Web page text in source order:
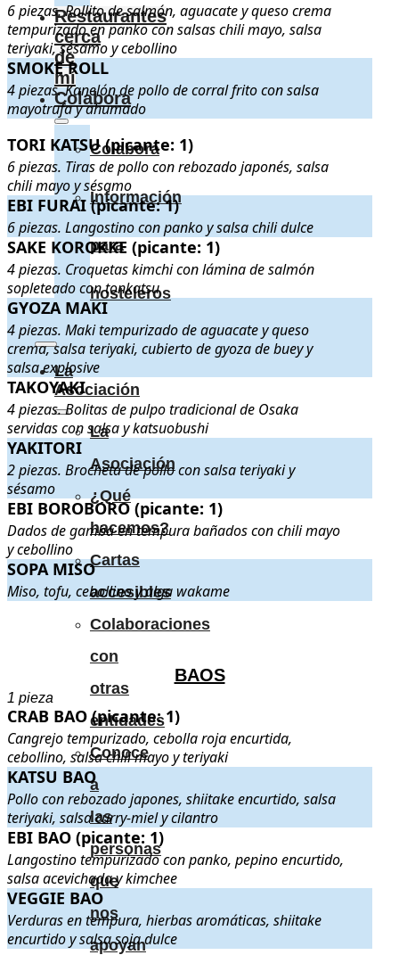
Restaurantes
cerca
de
mí
Colabora
Colabora
Información
para
hosteleros
La
Asociación
La
Asociación
¿Qué
hacemos?
Cartas
accesibles
Colaboraciones
con
otras
entidades
Conoce
a
las
personas
que
nos
apoyan
6 piezas. Rollito de salmón, aguacate y queso crema
tempurizado en panko con salsas chili mayo, salsa
teriyaki, sésamo y cebollino
SMOKE ROLL . 4 piezas. Kanelón de pollo de corral frito con salsa
SMOKE ROLL
4 piezas. Kanelón de pollo de corral frito con salsa
mayotrufa y ahumado
TORI KATSU (picante: 1) . 6 piezas. Tiras de pollo con rebozado
TORI KATSU (picante: 1)
6 piezas. Tiras de pollo con rebozado japonés, salsa
chili mayo y sésamo
EBI FURAI (picante: 1) . 6 piezas. Langostino con panko y salsa
EBI FURAI (picante: 1)
6 piezas. Langostino con panko y salsa chili dulce
SAKE KOROKKE (picante: 1) . 4 piezas. Croquetas kimchi con
SAKE KOROKKE (picante: 1)
4 piezas. Croquetas kimchi con lámina de salmón
sopleteado con tonkatsu
GYOZA MAKI . 4 piezas. Maki tempurizado de aguacate y queso
GYOZA MAKI
4 piezas. Maki tempurizado de aguacate y queso
crema, salsa teriyaki, cubierto de gyoza de buey y
salsa explosive
TAKOYAKI . 4 piezas. Bolitas de pulpo tradicional de Osaka
TAKOYAKI
4 piezas. Bolitas de pulpo tradicional de Osaka
servidas con salsa y katsuobushi
YAKITORI . 2 piezas. Brocheta de pollo con salsa teriyaki y sésamo
YAKITORI
2 piezas. Brocheta de pollo con salsa teriyaki y
sésamo
EBI BOROBORO (picante: 1) . Dados de gamba en tempura
EBI BOROBORO (picante: 1)
Dados de gamba en tempura bañados con chili mayo
y cebollino
SOPA MISO . Miso, tofu, cebollino y alga wakame
SOPA MISO
Miso, tofu, cebollino y alga wakame
BAOS
1 pieza
CRAB BAO (picante: 1) . Cangrejo tempurizado, cebolla roja
CRAB BAO (picante: 1)
Cangrejo tempurizado, cebolla roja encurtida,
cebollino, salsa chili mayo y teriyaki
KATSU BAO . Pollo con rebozado japones, shiitake encurtido,
KATSU BAO
Pollo con rebozado japones, shiitake encurtido, salsa
teriyaki, salsa curry-miel y cilantro
EBI BAO (picante: 1) . Langostino tempurizado con panko, pepino
EBI BAO (picante: 1)
Langostino tempurizado con panko, pepino encurtido,
salsa acevichada y kimchee
VEGGIE BAO . Verduras en tempura, hierbas aromáticas, shiitake
VEGGIE BAO
Verduras en tempura, hierbas aromáticas, shiitake
encurtido y salsa soja dulce